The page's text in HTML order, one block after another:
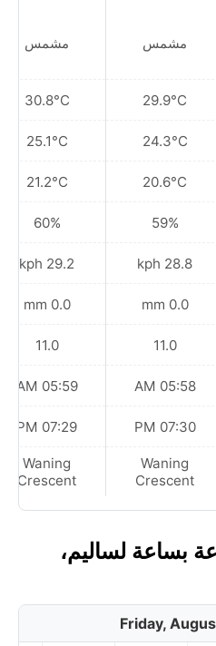
مشمس
29.9°C
24.3°C
20.6°C
59%
28.8 kph
0.0 mm
11.0
05:58 AM
07:30 PM
Waning
Crescent
مشمس
30.8°C
25.1°C
21.2°C
60%
29.2 kph
0.0 mm
11.0
05:59 AM
07:29 PM
Waning
Crescent
بساعة لساليم،
Friday,